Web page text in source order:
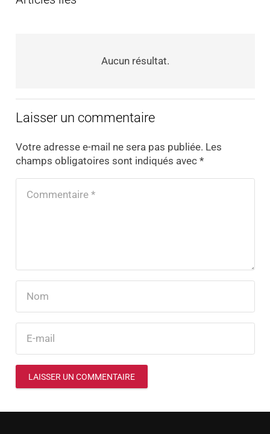
Aucun résultat.
Laisser un commentaire
Votre adresse e-mail ne sera pas publiée. Les
champs obligatoires sont indiqués avec *
LAISSER UN COMMENTAIRE